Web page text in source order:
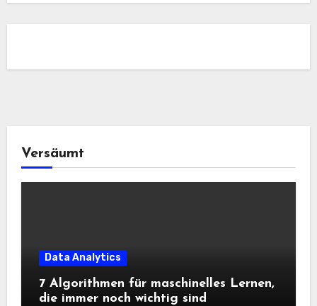
Versäumt
Data Analytics
7 Algorithmen für maschinelles Lernen,
die immer noch wichtig sind